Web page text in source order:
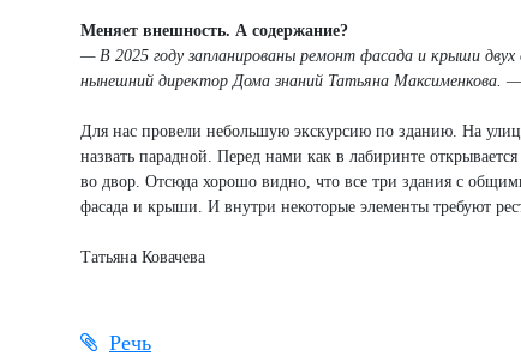
Меняет внешность. А содержание?
— В 2025 году запланированы ремонт фасада и крыши двух
нынешний директор Дома знаний Татьяна Максименкова.
Для нас провели небольшую экскурсию по зданию. На
назвать парадной. Перед нами как в лабиринте
во двор. Отсюда хорошо видно, что все три здания с
фасада и крыши. И внутри некоторые элементы требуют
Татьяна Ковачева
Речь